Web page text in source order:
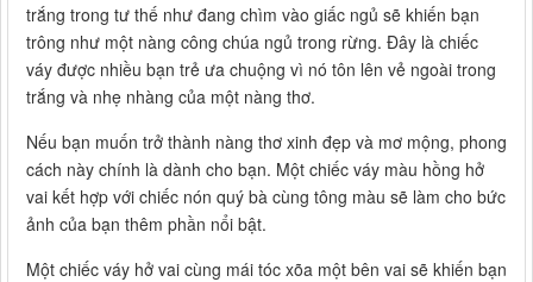
trắng trong tư thế như đang chìm vào giấc ngủ sẽ khiến bạn
trông như một nàng công chúa ngủ trong rừng. Đây là chiếc
váy được nhiều bạn trẻ ưa chuộng vì nó tôn lên vẻ ngoài trong
trắng và nhẹ nhàng của một nàng thơ.
Nếu bạn muốn trở thành nàng thơ xinh đẹp và mơ mộng, phong
cách này chính là dành cho bạn. Một chiếc váy màu hồng hở
vai kết hợp với chiếc nón quý bà cùng tông màu sẽ làm cho bức
ảnh của bạn thêm phần nổi bật.
Một chiếc váy hở vai cùng mái tóc xõa một bên vai sẽ khiến bạn